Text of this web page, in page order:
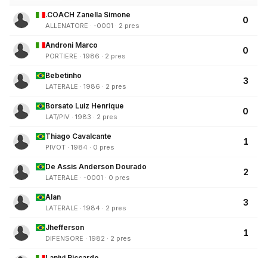
.COACH Zanella Simone
ALLENATORE · -0001 · 2 pres
0
Androni Marco
PORTIERE · 1986 · 2 pres
0
Bebetinho
LATERALE · 1986 · 2 pres
3
Borsato Luiz Henrique
LAT/PIV · 1983 · 2 pres
0
Thiago Cavalcante
PIVOT · 1984 · 0 pres
1
De Assis Anderson Dourado
LATERALE · -0001 · 0 pres
2
Alan
LATERALE · 1984 · 2 pres
3
Jhefferson
DIFENSORE · 1982 · 2 pres
1